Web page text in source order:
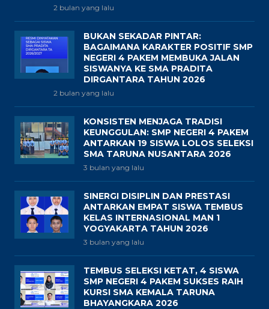
2 bulan yang lalu
BUKAN SEKADAR PINTAR:
BAGAIMANA KARAKTER POSITIF SMP
NEGERI 4 PAKEM MEMBUKA JALAN
SISWANYA KE SMA PRADITA
DIRGANTARA TAHUN 2026
2 bulan yang lalu
KONSISTEN MENJAGA TRADISI
KEUNGGULAN: SMP NEGERI 4 PAKEM
ANTARKAN 19 SISWA LOLOS SELEKSI
SMA TARUNA NUSANTARA 2026
3 bulan yang lalu
SINERGI DISIPLIN DAN PRESTASI
ANTARKAN EMPAT SISWA TEMBUS
KELAS INTERNASIONAL MAN 1
YOGYAKARTA TAHUN 2026
3 bulan yang lalu
TEMBUS SELEKSI KETAT, 4 SISWA
SMP NEGERI 4 PAKEM SUKSES RAIH
KURSI SMA KEMALA TARUNA
BHAYANGKARA 2026